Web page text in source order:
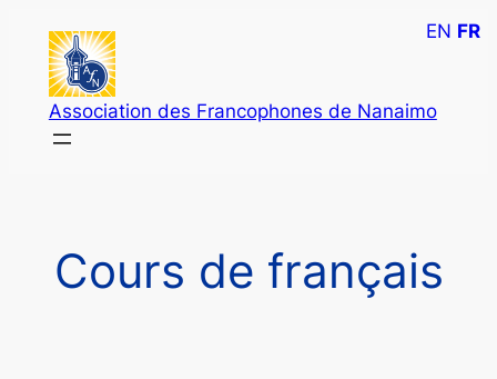
content
Association des Francophones de Nanaimo
Cours de français
EN FR